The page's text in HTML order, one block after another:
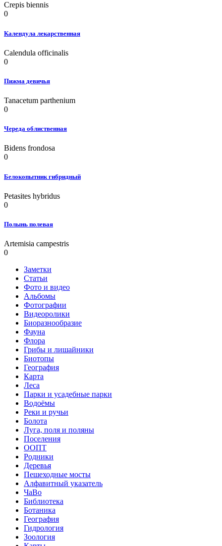
Crepis biennis
0
Календула лекарственная
Calendula officinalis
0
Пижма девичья
Tanacetum parthenium
0
Череда облиственная
Bidens frondosa
0
Белокопытник гибридный
Petasites hybridus
0
Полынь полевая
Artemisia campestris
0
Заметки
Статьи
Фото и видео
Альбомы
Фотографии
Видеоролики
Биоразнообразие
Фауна
Флора
Грибы и лишайники
Биотопы
География
Карта
Леса
Парки и усадебные парки
Водоёмы
Реки и ручьи
Болота
Луга, поля и поляны
Поселения
ООПТ
Родники
Деревья
Пешеходные мосты
Алфавитный указатель
ЧаВо
Библиотека
Ботаника
География
Гидрология
Зоология